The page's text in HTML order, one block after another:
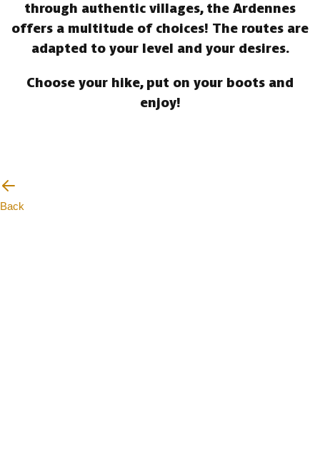
through authentic villages, the Ardennes
offers a multitude of choices! The routes are
adapted to your level and your desires.
Choose your hike, put on your boots and
enjoy!
Back